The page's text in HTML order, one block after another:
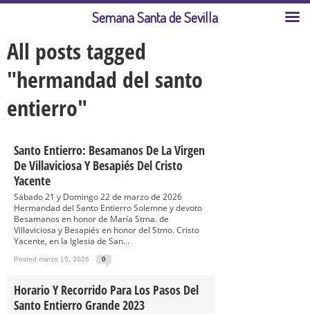
All posts tagged
"hermandad del santo
entierro"
Santo Entierro: Besamanos De La Virgen
De Villaviciosa Y Besapiés Del Cristo
Yacente
Sábado 21 y Domingo 22 de marzo de 2026
Hermandad del Santo Entierro Solemne y devoto
Besamanos en honor de María Stma. de
Villaviciosa y Besapiés en honor del Stmo. Cristo
Yacente, en la Iglesia de San...
Posted marzo 15, 2026 0
Horario Y Recorrido Para Los Pasos Del
Santo Entierro Grande 2023
Semana Santa de Sevilla